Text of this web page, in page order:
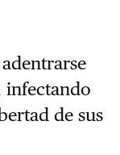
infectando
de sus